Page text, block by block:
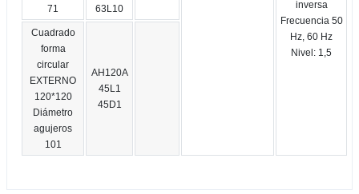
inversa
Frecuencia 50
Hz, 60 Hz
Nivel: 1,5
71 63L10
Cuadrado
forma
circular
EXTERNO
120*120
Diámetro
agujeros
101
AH120A
45L1
45D1